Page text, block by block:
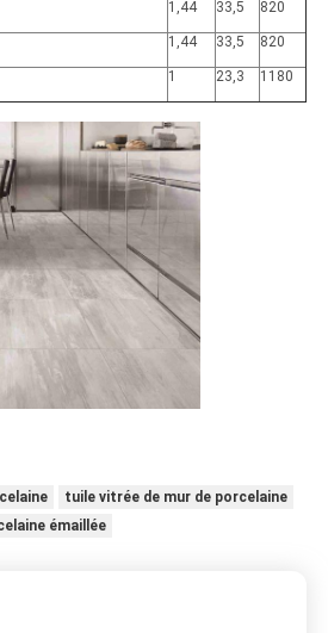
1,44 33,5 820
1,44 33,5 820
1 23,3 1180
tuile vitrée de mur de porcelaine
émaillée